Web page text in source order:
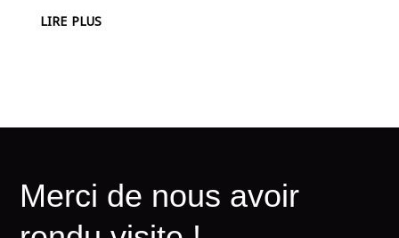
lire plus
Merci de nous avoir